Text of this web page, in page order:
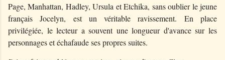
Page, Manhattan, Hadley, Ursula et Etchika, sans oublier le jeune
français Jocelyn, est un véritable ravissement. En place
privilégiée, le lecteur a souvent une longueur d'avance sur les
personnages et échafaude ses propres suites.